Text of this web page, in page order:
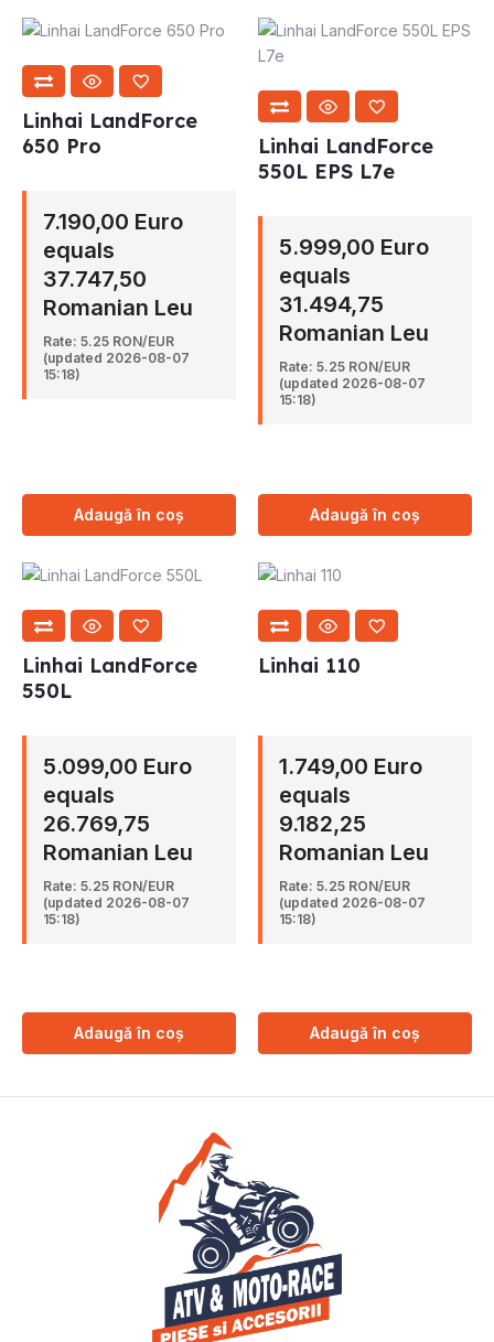
Linhai LandForce
650 Pro
7.190,00 Euro
equals
37.747,50
Romanian Leu
Rate: 5.25 RON/EUR
(updated 2026-08-07
15:18)
Adaugă în coș
Linhai LandForce
550L EPS L7e
5.999,00 Euro
equals
31.494,75
Romanian Leu
Rate: 5.25 RON/EUR
(updated 2026-08-07
15:18)
Adaugă în coș
Linhai LandForce
550L
5.099,00 Euro
equals
26.769,75
Romanian Leu
Rate: 5.25 RON/EUR
(updated 2026-08-07
15:18)
Adaugă în coș
Linhai 110
1.749,00 Euro
equals
9.182,25
Romanian Leu
Rate: 5.25 RON/EUR
(updated 2026-08-07
15:18)
Adaugă în coș